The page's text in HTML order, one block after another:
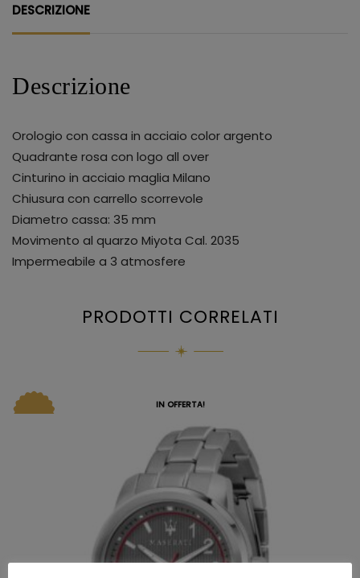
DESCRIZIONE
Descrizione
Orologio con cassa in acciaio color argento
Quadrante rosa con logo all over
Cinturino in acciaio maglia Milano
Chiusura con carrello scorrevole
Diametro cassa: 35 mm
Movimento al quarzo Miyota Cal. 2035
Impermeabile a 3 atmosfere
PRODOTTI CORRELATI
IN OFFERTA!